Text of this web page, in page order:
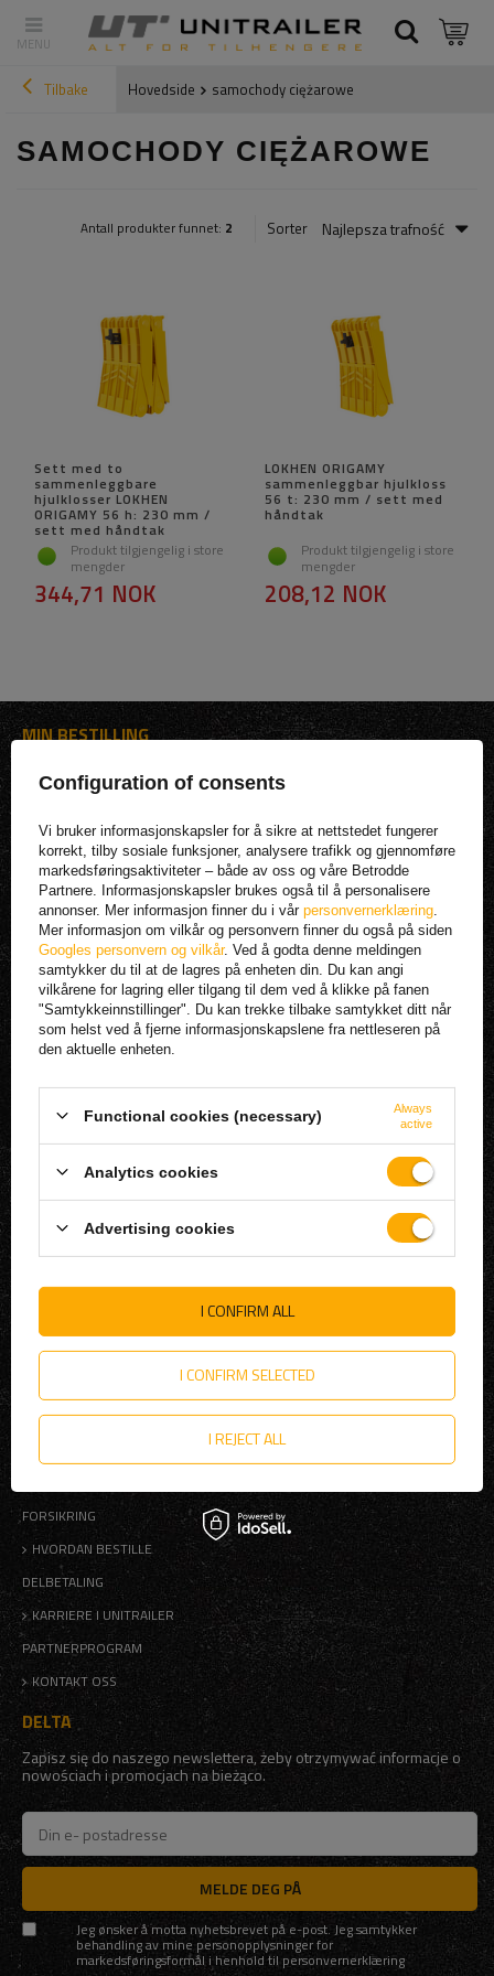
Tilbake Hovedside samochody ciężarowe
SAMOCHODY CIĘŻAROWE
Antall produkter funnet: 2 Sorter Najlepsza trafność
Sett med to
sammenleggbare
hjulklosser LOKHEN
ORIGAMY 56 h: 230 mm /
sett med håndtak
Produkt tilgjengelig i store
mengder
344,71 NOK
LOKHEN ORIGAMY
sammenleggbar hjulkloss
56 t: 230 mm / sett med
håndtak
Produkt tilgjengelig i store
mengder
208,12 NOK
MIN BESTILLING
STATUS FOR BESTILLINGEN
JEG ØNSKER Å KLAGE PÅ PRODUKTET
JEG ØNSKER Å RETURNERE ET PRODUKT
KONTAKT
MIN KONTO |
REGISTRER
KURV
HANDLELISTE
LISTE OVER KJØPTE PRODUKTER
BETALINGSHISTORIE
MINE RABATTER
NEWSLETTER
LAGRE INFORMASJON
FORSENDELSE
BETALINGSMETODER OG PROVISJONER
VILKÅR OG BETINGELSER
RETNINGSLINJER FOR PERSONVERN
HJELP
FORSIKRING
HVORDAN BESTILLE
DELBETALING
KARRIERE I UNITRAILER
PARTNERPROGRAM
KONTAKT OSS
DELTA
Zapisz się do naszego newslettera, żeby otrzymywać informacje o
nowościach i promocjach na bieżąco.
MELDE DEG PÅ
Jeg ønsker å motta nyhetsbrevet på e-post. Jeg samtykker
behandling av mine personopplysninger for
markedsføringsformål i henhold til personvernerklæring
Configuration of consents
Vi bruker informasjonskapsler for å sikre at nettstedet fungerer
korrekt, tilby sosiale funksjoner, analysere trafikk og gjennomføre
markedsføringsaktiviteter – både av oss og våre Betrodde
Partnere. Informasjonskapsler brukes også til å personalisere
annonser. Mer informasjon finner du i vår personvernerklæring
Mer informasjon om vilkår og personvern finner du også på siden
Googles personvern og vilkår. Ved å godta denne meldingen
samtykker du til at de lagres på enheten din. Du kan angi
vilkårene for lagring eller tilgang til dem ved å klikke på fanen
"Samtykkeinnstillinger". Du kan trekke tilbake samtykket ditt når
som helst ved å fjerne informasjonskapslene fra nettleseren på
den aktuelle enheten.
Functional cookies (necessary)
Always
active
Analytics cookies
Advertising cookies
I CONFIRM SELECTED
I REJECT ALL
I CONFIRM ALL